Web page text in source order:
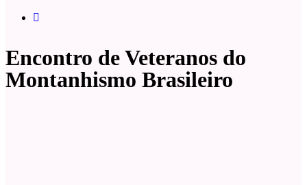
Encontro de Veteranos do
Montanhismo Brasileiro